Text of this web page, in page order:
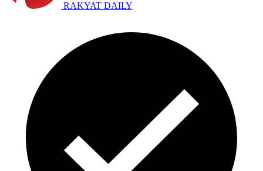
RAKYAT DAILY